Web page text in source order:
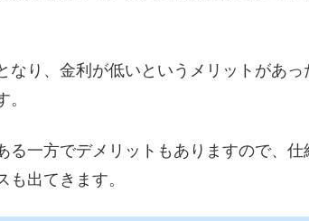
なり、金利が低いというメリットがあ
る一方でデメリットもありますので、
出てきます。